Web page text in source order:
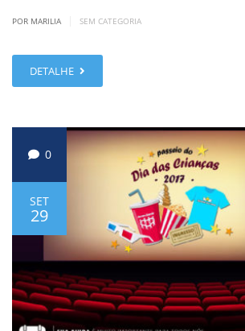
POR MARILIA SEM CATEGORIA
DETALHE
0
SET
29